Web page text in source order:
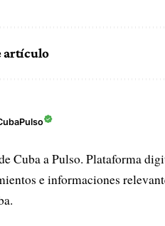
artículo
Cuba a Pulso. Plataforma
e informaciones